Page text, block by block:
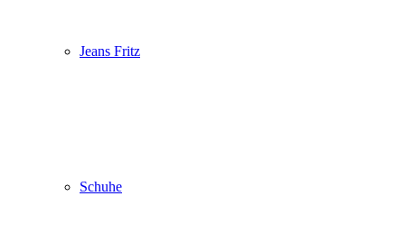
Jeans Fritz
Schuhe